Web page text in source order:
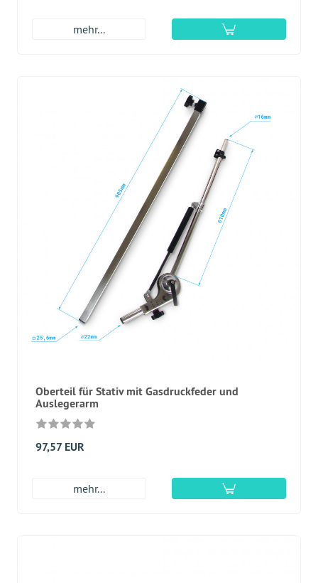
mehr...
Oberteil für Stativ mit Gasdruckfeder und
Auslegerarm
97,57 EUR
mehr...